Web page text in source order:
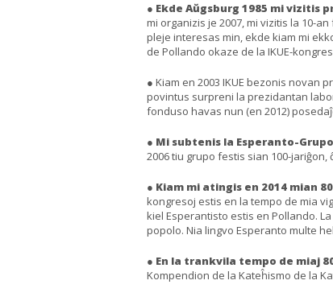
● Ekde Aŭgsburg 1985 mi vizitis
mi organizis je 2007, mi vizitis la 10-
pleje interesas min, ekde kiam mi
de Pollando okaze de la IKUE-
● Kiam en 2003 IKUE bezonis novan
povintus surpreni la prezidantan
fonduso havas nun (en 2012)
● Mi subtenis la Esperanto-
2006 tiu grupo festis sian 100-
● Kiam mi atingis en 2014 mian
kongresoj estis en la tempo de mia
kiel Esperantisto estis en Pollando.
popolo. Nia lingvo Esperanto multe
● En la trankvila tempo de miaj
Kompendion de la Kateĥismo de la